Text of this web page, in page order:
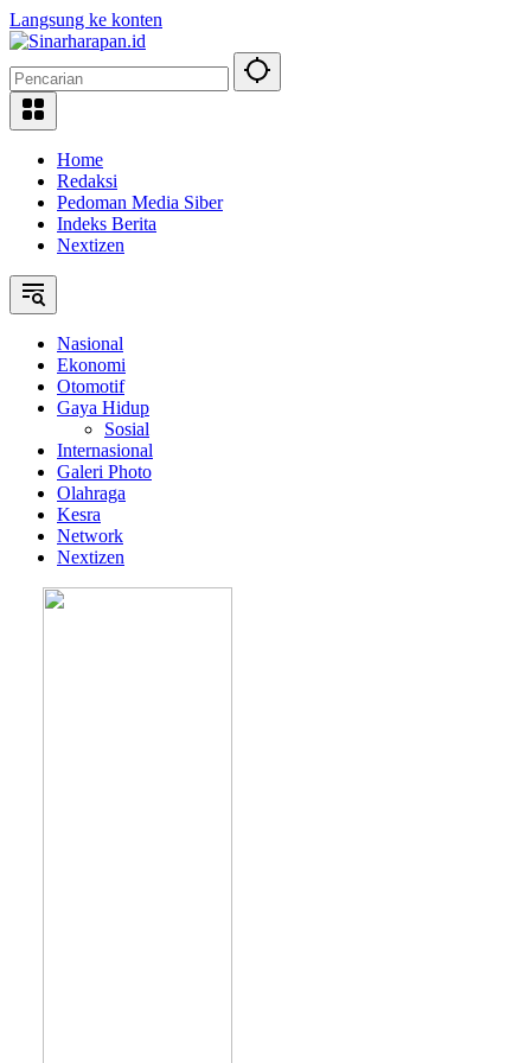
Langsung ke konten
Home
Redaksi
Pedoman Media Siber
Indeks Berita
Nextizen
Nasional
Ekonomi
Otomotif
Gaya Hidup
Sosial
Internasional
Galeri Photo
Olahraga
Kesra
Network
Nextizen